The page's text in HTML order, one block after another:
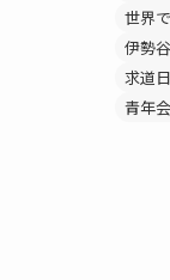
世界
伊勢
求道
青年